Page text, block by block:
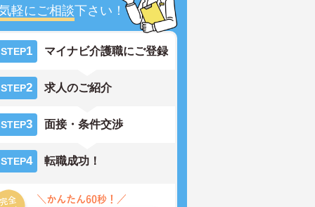
軽にご相談下さい！
STEP1 マイナビ介護職にご登録
STEP2 求人のご紹介
STEP3 面接・条件交渉
STEP4 転職成功！